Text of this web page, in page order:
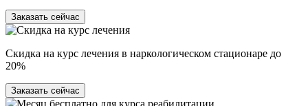
Заказать сейчас
Скидка на курс лечения в наркологическом стационаре до
20%
Заказать сейчас